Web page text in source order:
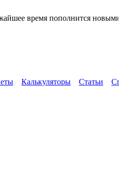
время пополнится
Калькуляторы Статьи